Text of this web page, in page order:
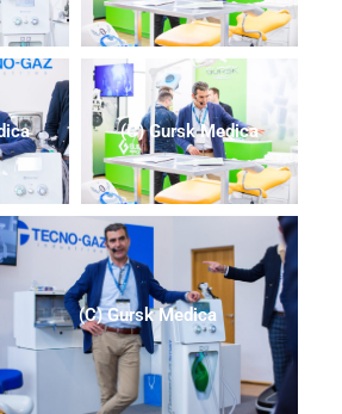
(C) Gursk Medica
(C) Gursk Medica